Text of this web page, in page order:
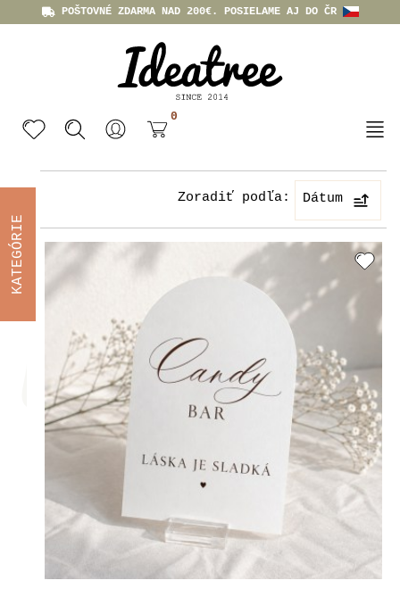
POŠTOVNÉ ZDARMA NAD 200€. POSIELAME AJ DO ČR
0
Zoradiť podľa: Dátum
KATEGÓRIE